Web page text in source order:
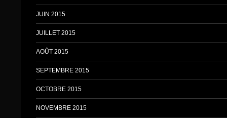
JUIN 2015
JUILLET 2015
AOÛT 2015
SEPTEMBRE 2015
OCTOBRE 2015
NOVEMBRE 2015